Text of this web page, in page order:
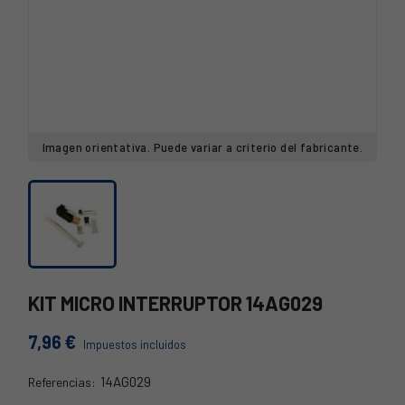
Imagen orientativa. Puede variar a criterio del fabricante.
KIT MICRO INTERRUPTOR 14AG029
7,96 € Impuestos incluidos
Referencias: 14AG029
14AG029